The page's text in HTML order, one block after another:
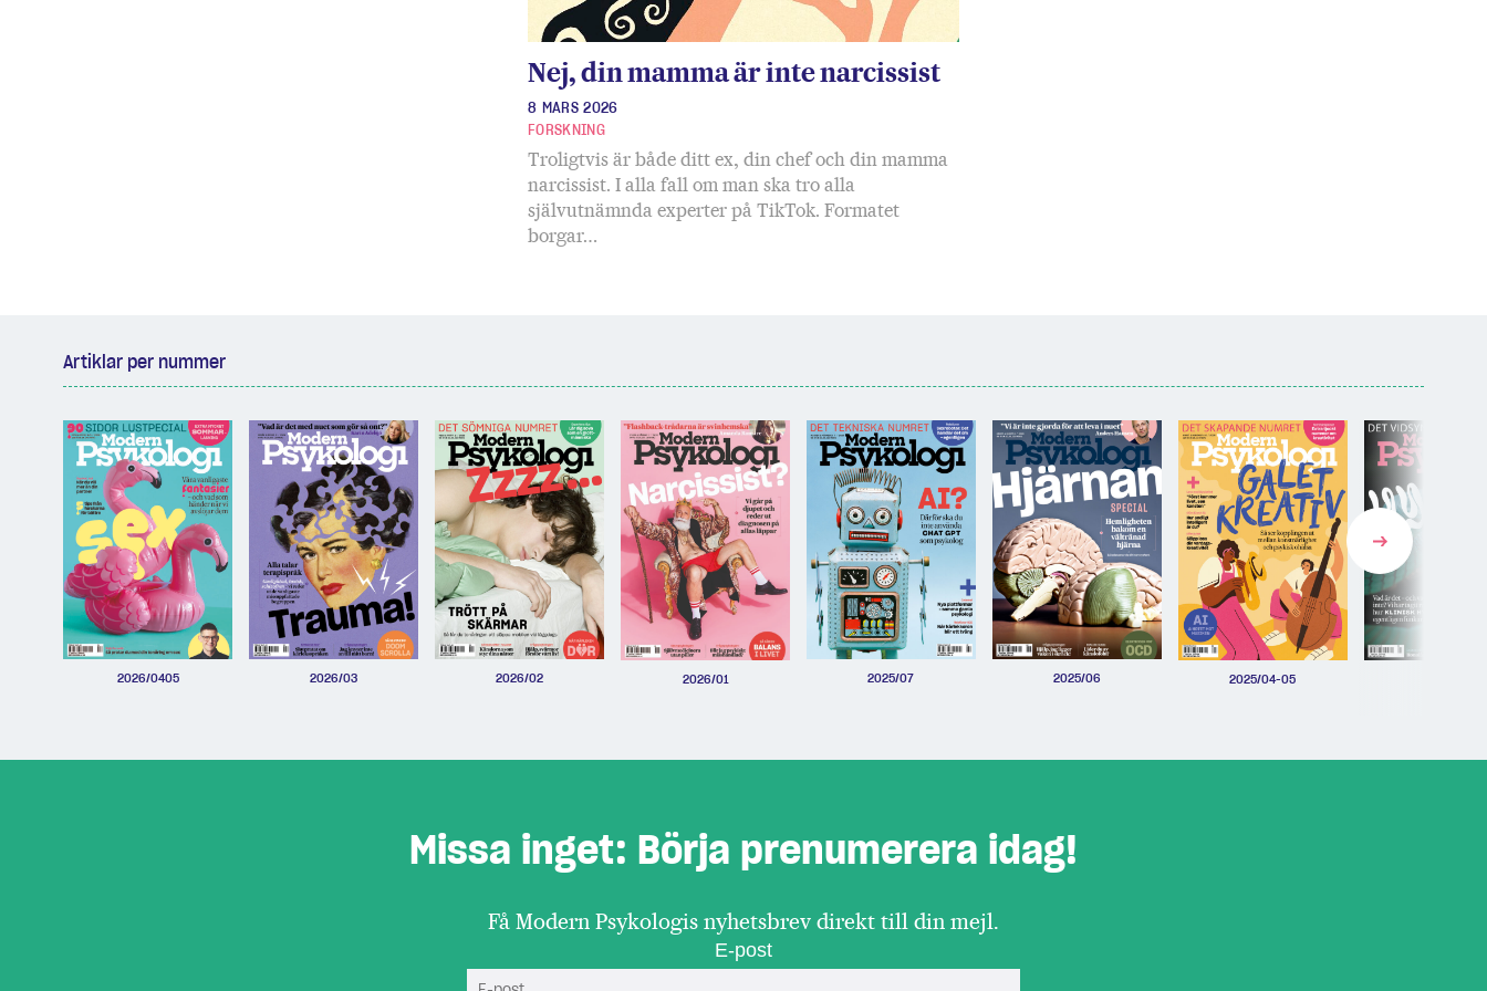
Nej, din mamma är inte narcissist
8 MARS 2026
FORSKNING
Troligtvis är både ditt ex, din chef och din mamma
narcissist. I alla fall om man ska tro alla
självutnämnda experter på TikTok. Formatet
borgar…
Artiklar per nummer
2026/0405 2026/03 2026/02 2026/01 2025/07 2025/06 2025/04-05
Missa inget: Börja prenumerera idag!
Få Modern Psykologis nyhetsbrev direkt till din mejl.
E-post